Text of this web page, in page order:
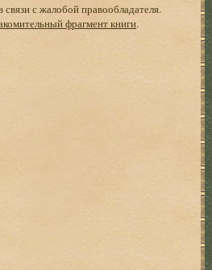
с жалобой правообладателя.
фрагмент книги.